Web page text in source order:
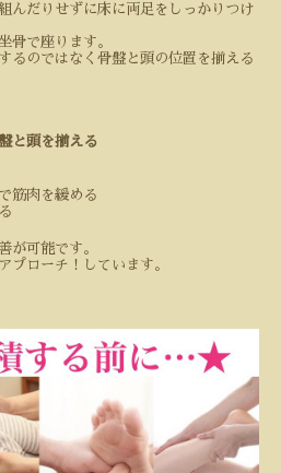
んだりせずに床に両足をしっかりつけ
骨で座ります。
るのではなく骨盤と頭の位置を揃える
と頭を揃える
筋肉を緩める
が可能です。
プローチ！しています。